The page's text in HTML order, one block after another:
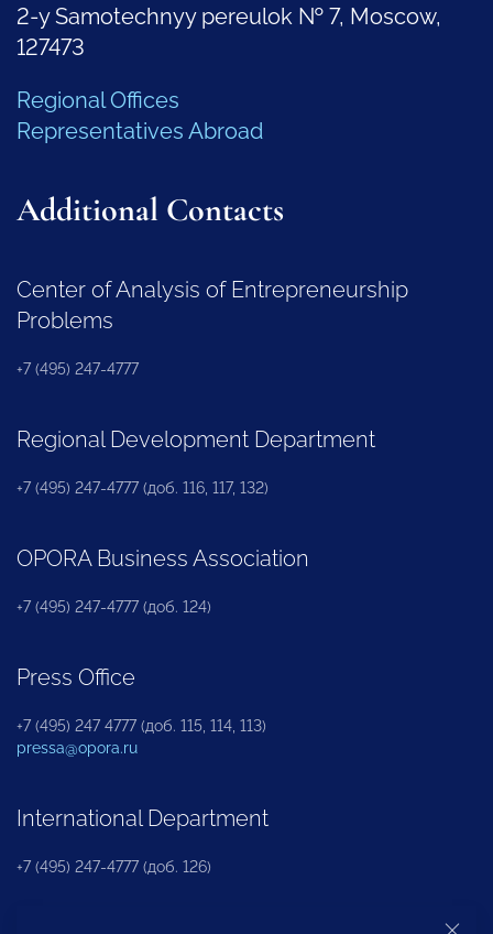
2-y Samotechnyy pereulok № 7, Moscow,
127473
Regional Offices
Representatives Abroad
Additional Contacts
Center of Analysis of Entrepreneurship
Problems
+7 (495) 247-4777
Regional Development Department
+7 (495) 247-4777 (доб. 116, 117, 132)
OPORA Business Association
+7 (495) 247-4777 (доб. 124)
Press Office
+7 (495) 247 4777 (доб. 115, 114, 113)
pressa@opora.ru
International Department
+7 (495) 247-4777 (доб. 126)